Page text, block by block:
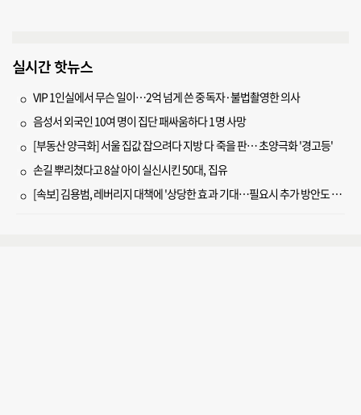
실시간 핫뉴스
VIP 1인실에서 무슨 일이…2억 넘게 쓴 중독자·불법촬영한 의사
음성서 외국인 10여 명이 집단 패싸움하다 1명 사망
[부동산 양극화] 서울 집값 잡으려다 지방 다 죽을 판… 초양극화 '경고등'
손길 뿌리쳤다고 8살 아이 실신시킨 50대, 집유
[속보] 김용범, 레버리지 대책에 '상당한 효과 기대…필요시 추가 방안도 검토'